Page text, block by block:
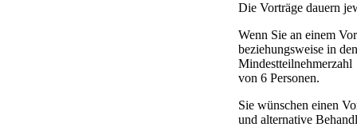
Die Vorträge dauern
Wenn Sie an einem
beziehungsweise in
Mindestteilnehmerzahl
von 6 Personen.
Sie wünschen einen
und alternative